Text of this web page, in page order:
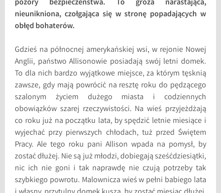
pozory bezpieczeństwa. To groza narastająca,
nieunikniona, czołgająca się w stronę popadających w
obłęd bohaterów.
Gdzieś na północnej amerykańskiej wsi, w rejonie Nowej
Anglii, państwo Allisonowie posiadają swój letni domek.
To dla nich bardzo wyjątkowe miejsce, za którym tęsknią
zawsze, gdy mają powrócić na resztę roku do pędzącego
szalonym życiem dużego miasta i codziennych
obowiązków szarej rzeczywistości. Na wieś przyjeżdżają
co roku już na początku lata, by spędzić letnie miesiące i
wyjechać przy pierwszych chłodach, tuż przed Świętem
Pracy. Ale tego roku pani Allison wpada na pomysł, by
zostać dłużej. Nie są już młodzi, dobiegają sześćdziesiątki,
nic ich nie goni i tak naprawdę nie czują potrzeby tak
szybkiego powrotu. Malownicza wieś w pełni babiego lata